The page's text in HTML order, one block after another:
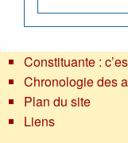
Constituante :
Chronologie des
Plan du site
Liens